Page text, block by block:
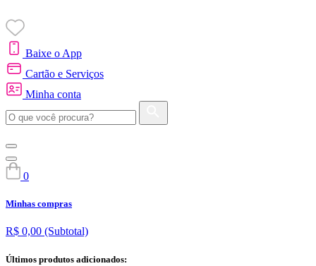
Baixe o App
Cartão e Serviços
Minha conta
0
Minhas compras
R$ 0,00 (Subtotal)
Últimos produtos adicionados: